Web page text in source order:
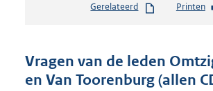
s
d
s
Gerelateerd Printen
Vragen van de leden
en Van Toorenburg (allen